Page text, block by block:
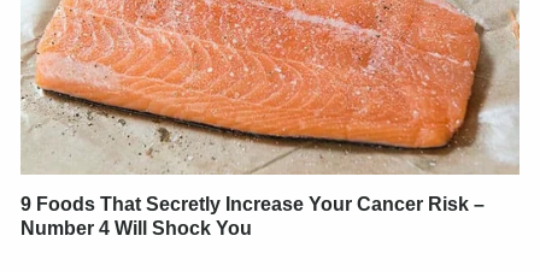
9 Foods That Secretly Increase Your Cancer Risk –
Number 4 Will Shock You